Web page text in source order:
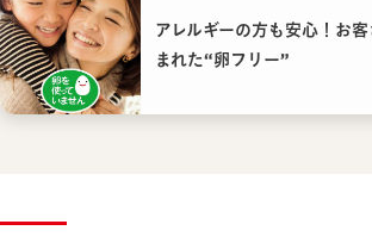
アレルギーの方も安心！お
まれた“卵フリー”